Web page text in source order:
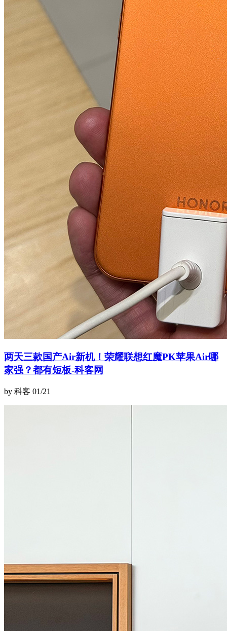
两天三款国产Air新机！荣耀联想红魔PK苹果Air哪
家强？都有短板-科客网
by 科客 01/21